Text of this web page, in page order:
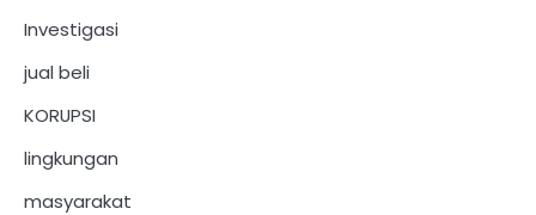
Investigasi
jual beli
KORUPSI
lingkungan
masyarakat